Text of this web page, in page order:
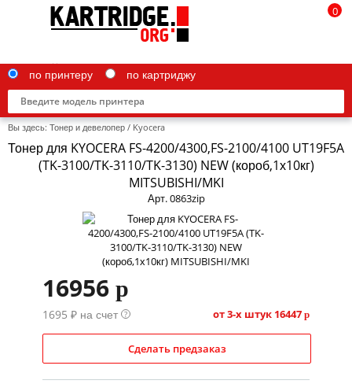
G&G
HP
IBM
Kodak
по принтеру по картриджу
0
Вы здесь: Тонер и девелопер / Kyocera
Тонер для KYOCERA FS-4200/4300,FS-2100/4100 UT19F5A
(TK-3100/TK-3110/TK-3130) NEW (короб,1х10кг)
MITSUBISHI/MKI
Арт. 0863zip
16956 p
1695 ₽ на счет ? от 3-х штук 16447 p
Сделать предзаказ